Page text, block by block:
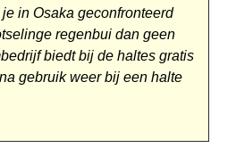
in Osaka geconfronteerd
regenbui dan geen
biedt bij de haltes gratis
gebruik weer bij een halte